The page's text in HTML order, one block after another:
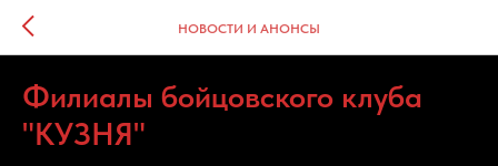
НОВОСТИ И АНОНСЫ
Филиалы бойцовского клуба
"КУЗНЯ"